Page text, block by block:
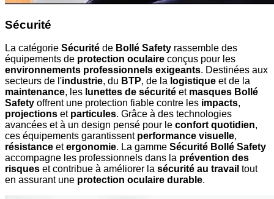
Sécurité
La catégorie Sécurité de Bollé Safety rassemble des
équipements de protection oculaire conçus pour les
environnements professionnels exigeants. Destinées aux
secteurs de l'industrie, du BTP, de la logistique et de la
maintenance, les lunettes de sécurité et masques Bollé
Safety offrent une protection fiable contre les impacts,
projections et particules. Grâce à des technologies
avancées et à un design pensé pour le confort quotidien,
ces équipements garantissent performance visuelle,
résistance etergonomie. La gamme Sécurité Bollé Safety
accompagne les professionnels dans la prévention des
risques et contribue à améliorer la sécurité au travail tout
en assurant une protection oculaire durable.